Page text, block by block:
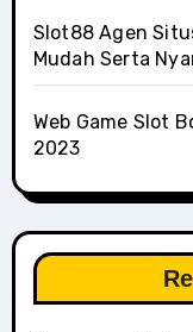
Slot88 Agen
Mudah Serta
Web Game Slot
2023